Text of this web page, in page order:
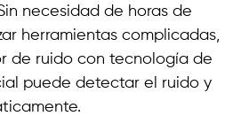
necesidad de horas de
herramientas complicadas,
de ruido con tecnología de
puede detectar el ruido y